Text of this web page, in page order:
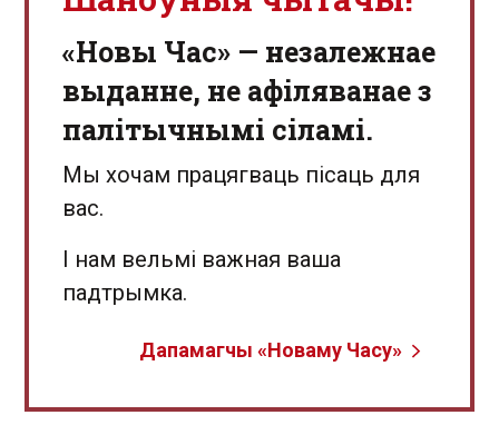
«Новы Час» — незалежнае
выданне, не афіляванае з
палітычнымі сіламі.
Мы хочам працягваць пісаць для
вас.
І нам вельмі важная ваша
падтрымка.
Дапамагчы «Новаму Часу»